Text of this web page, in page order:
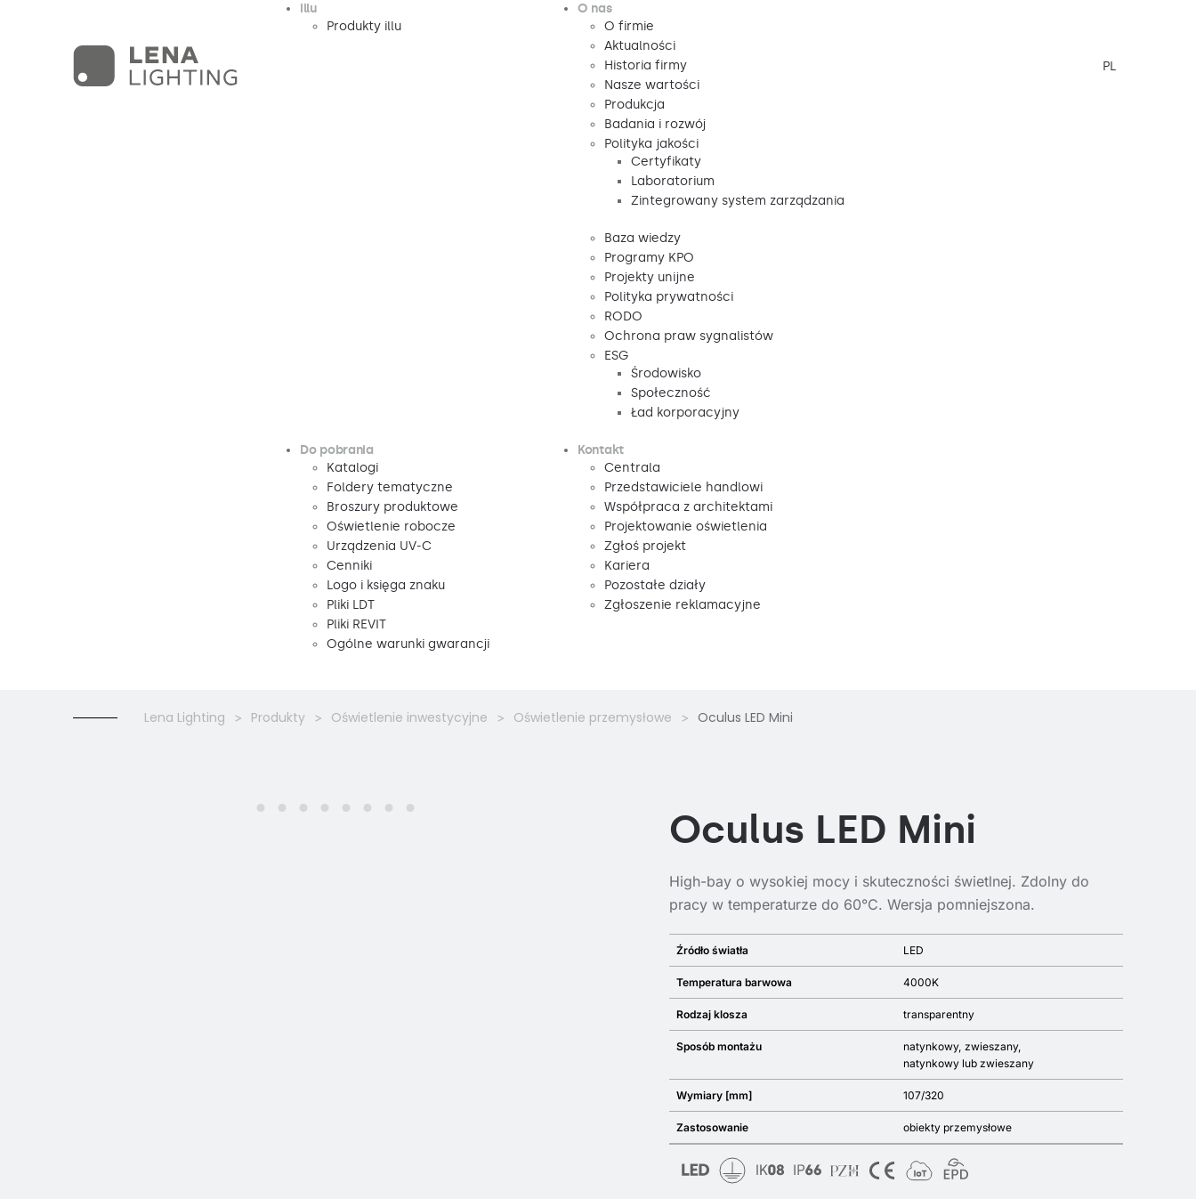
illu
Produkty illu
O nas
O firmie
Aktualności
Historia firmy
Nasze wartości
Produkcja
Badania i rozwój
Polityka jakości
Certyfikaty
Laboratorium
Zintegrowany system zarządzania
Baza wiedzy
Programy KPO
Projekty unijne
Polityka prywatności
RODO
Ochrona praw sygnalistów
ESG
Środowisko
Społeczność
Ład korporacyjny
Do pobrania
Katalogi
Foldery tematyczne
Broszury produktowe
Oświetlenie robocze
Urządzenia UV-C
Cenniki
Logo i księga znaku
Pliki LDT
Pliki REVIT
Ogólne warunki gwarancji
Kontakt
Centrala
Przedstawiciele handlowi
Współpraca z architektami
Projektowanie oświetlenia
Zgłoś projekt
Kariera
Pozostałe działy
Zgłoszenie reklamacyjne
PL
Lena Lighting Produkty Oświetlenie inwestycyjne Oświetlenie przemysłowe Oculus LED Mini
Oculus LED Mini
High-bay o wysokiej mocy i skuteczności świetlnej. Zdolny do
pracy w temperaturze do 60°C. Wersja pomniejszona.
Źródło światła LED
Temperatura barwowa 4000K
Rodzaj klosza transparentny
Sposób montażu natynkowy zwieszany
natynkowy lub zwieszany
Wymiary [mm] 107/320
Zastosowanie obiekty przemysłowe